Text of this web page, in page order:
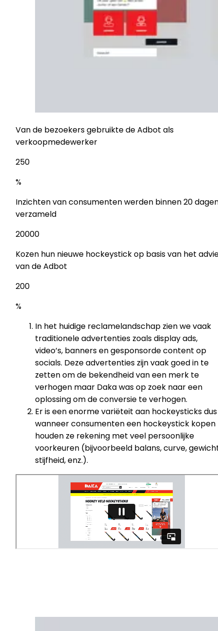
Van de bezoekers gebruikte de Adbot als
verkoopmedewerker
250
%
Inzichten van consumenten werden binnen 20
verzameld
20000
Kozen hun nieuwe hockeystick op basis van het
van de Adbot
200
%
In het huidige reclamelandschap zien we vaak
traditionele advertenties zoals display ads,
video’s, banners en gesponsorde content op
socials. Deze advertenties zijn vaak goed in te
zetten om de bekendheid van een merk te
verhogen maar Daka was op zoek naar een
oplossing om de conversie te verhogen.
Er is een enorme variëteit aan hockeysticks dus
wanneer consumenten een hockeystick kopen
houden ze rekening met veel persoonlijke
voorkeuren (bijvoorbeeld balans, curve,
stijfheid, enz.).